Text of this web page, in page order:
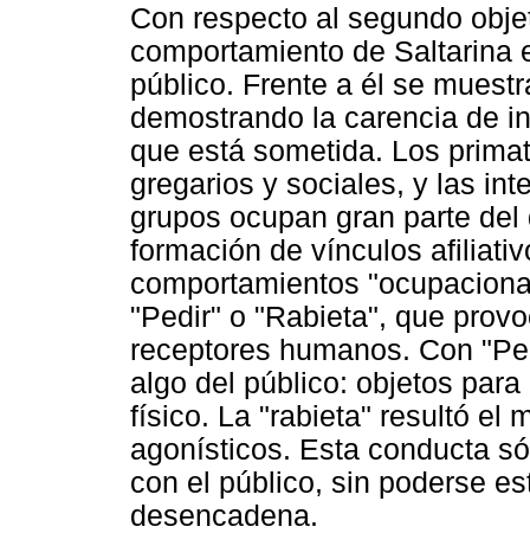
Con respecto al segundo
comportamiento de Saltarina
público. Frente a él se
demostrando la carencia de
que está sometida. Los
gregarios y sociales, y las
grupos ocupan gran parte
formación de vínculos
comportamientos
"Pedir" o "Rabieta", que
receptores humanos. Con
algo del público: objetos
físico. La "rabieta" resultó el
agonísticos. Esta conducta
con el público, sin poderse
desencadena.